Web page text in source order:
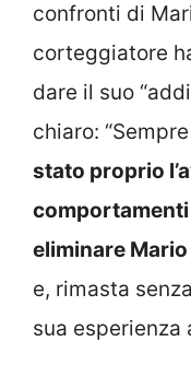
confronti di
corteggiatore
dare il suo
chiaro:
stato proprio
comportamenti
eliminare
e, rimasta
sua esperienza